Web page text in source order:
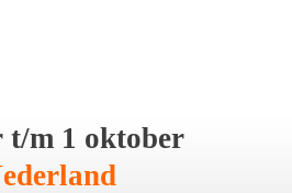
t/m 1 oktober